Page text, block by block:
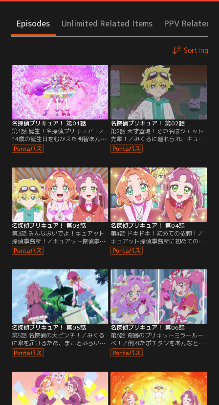
Episodes Unlimited Related Items PPV Related
Sorting
名探偵プリキュア！ 第01話
第1話 誕生！名探偵プリキュア！／
14歳の誕生日をむかえた明智あんな
は、部屋に置かれていたペンダント
を身に着けていたところに、妖精の
トの光に飲み込まれ、目を覚ました
先は--。
名探偵プリキュア！ 第02話
第2話 天才登場！その名はジェット
先輩！／みくるに連れられ、キュア
ット探偵事務所を訪れるあんな。事
務所にいた自称天才博士の妖精・ジ
原因はポチタンだったことが判明す
る。
名探偵プリキュア！ 第03話
第3話 みんなおいでよ！キュアット
探偵事務所！／キュアット探偵事務
所での共同生活が始まり、掃除や片
付けに追われるあんなたち。インテ
先で、お店のシンボルが消えてしま
う事件に遭遇する。
名探偵プリキュア！ 第04話
第4話 ドキドキ！初めての依頼！／
キュアット探偵事務所に初めての依
頼人がやってくる。駅前で誰かのも
のと入れ違いになってしまったらし
が、そこに怪盗団ファントムがあら
われる。
名探偵プリキュア！ 第05話
第5話 名探偵の大ピンチ！／みくる
に傘を届けるため、まことみらい学
園にやってきたあんなは、そこで困
っている様子の真理子に出会い、
みくるも、高等部の幽霊さわぎを解
決してほしい、と理事長に依頼され
る。
名探偵プリキュア！ 第06話
第6話 奇跡のプリキットミラールー
ペ！／倒れたポチタンをあんなとジ
ェット先輩にまかせ、マコトジュエ
ルを取り返そうと駆け出していくみ
プリキットを手渡せなかった理由を
ジェット先輩に打ち明ける。